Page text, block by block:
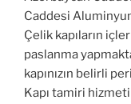
Caddesi
Çelik kapıların
paslanma
kapınızın belirli
Kapı tamiri